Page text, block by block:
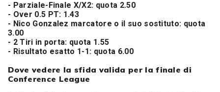
- Parziale-Finale X/X2: quota 2.50
- Over 0.5 PT: 1.43
- Nico Gonzalez marcatore o il suo sostituto: quota
3.00
- 2 Tiri in porta: quota 1.55
- Risultato esatto 1-1: quota 6.00
Dove vedere la sfida valida per la finale di
Conference League